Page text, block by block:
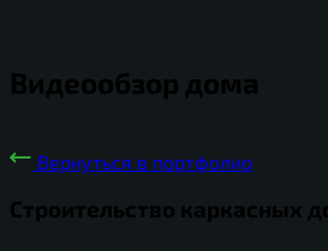
Видеообзор дома
Вернуться в портфолио
Строительство каркасных